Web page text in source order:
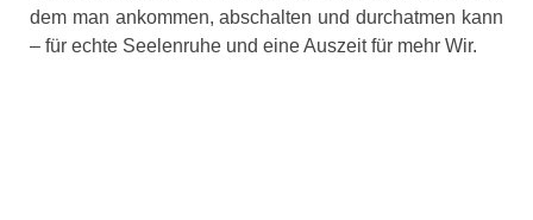
dem man ankommen, abschalten und durchatmen kann
– für echte Seelenruhe und eine Auszeit für mehr Wir.